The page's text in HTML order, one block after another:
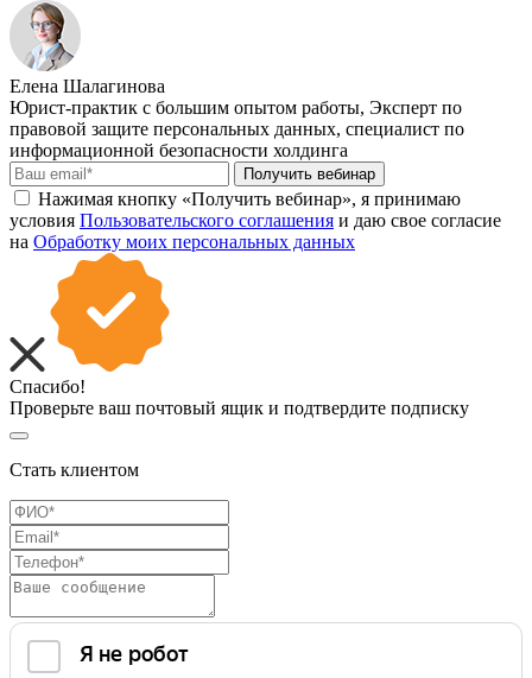
Елена Шалагинова
Юрист-практик с большим опытом работы, Эксперт по
правовой защите персональных данных, специалист по
информационной безопасности холдинга
Получить вебинар
Нажимая кнопку «Получить вебинар», я принимаю
условия Пользовательского соглашения и даю свое согласие
на Обработку моих персональных данных
Спасибо!
Проверьте ваш почтовый ящик и подтвердите подписку
Стать клиентом